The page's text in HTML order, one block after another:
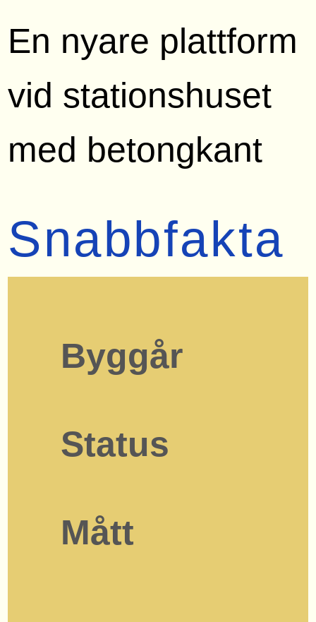
En nyare plattform
vid stationshuset
med betongkant
Snabbfakta
Byggår
Status
Mått